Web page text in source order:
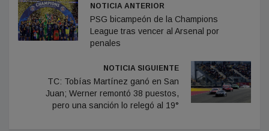
NOTICIA ANTERIOR
PSG bicampeón de la Champions
League tras vencer al Arsenal por
penales
NOTICIA SIGUIENTE
TC: Tobías Martínez ganó en San
Juan; Werner remontó 38 puestos,
pero una sanción lo relegó al 19°